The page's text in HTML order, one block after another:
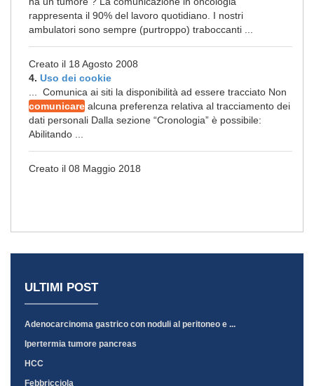
rappresenta il 90% del lavoro quotidiano. I nostri
ambulatori sono sempre (purtroppo) traboccanti ...
Creato il 18 Agosto 2008
4. Uso dei cookie
... Comunica ai siti la disponibilità ad essere tracciato Non
comunicare alcuna preferenza relativa al tracciamento dei
dati personali Dalla sezione “Cronologia” è possibile:
Abilitando ...
Creato il 08 Maggio 2018
ULTIMI POST
Adenocarcinoma gastrico con noduli al peritoneo e ...
Ipertermia tumore pancreas
HCC
Febbricciola